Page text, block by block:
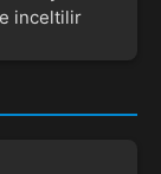
inceltilir